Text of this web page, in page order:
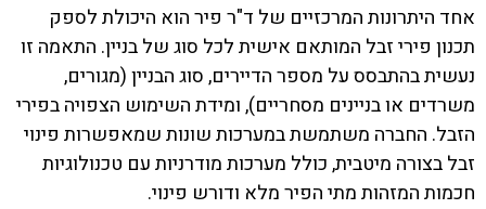
אחד היתרונות המרכזיים של ד"ר פיר הוא היכולת לספק
תכנון פירי זבל המותאם אישית לכל סוג של בניין. התאמה זו
נעשית בהתבסס על מספר הדיירים, סוג הבניין (מגורים,
משרדים או בניינים מסחריים), ומידת השימוש הצפויה בפירי
הזבל. החברה משתמשת במערכות שונות שמאפשרות פינוי
זבל בצורה מיטבית, כולל מערכות מודרניות עם טכנולוגיות
חכמות המזהות מתי הפיר מלא ודורש פינוי.